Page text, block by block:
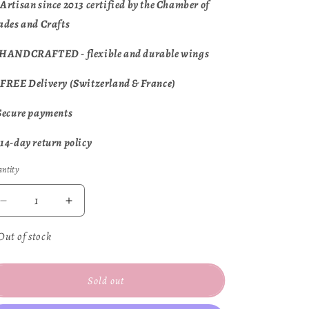
since 2013 certified by the Chamber of
and Crafts
- flexible and durable wings
Delivery (Switzerland & France)
payments
day return policy
Decrease
quantity
for
Butterfly
Increase
quantity
Butterfly
of stock
Sold out